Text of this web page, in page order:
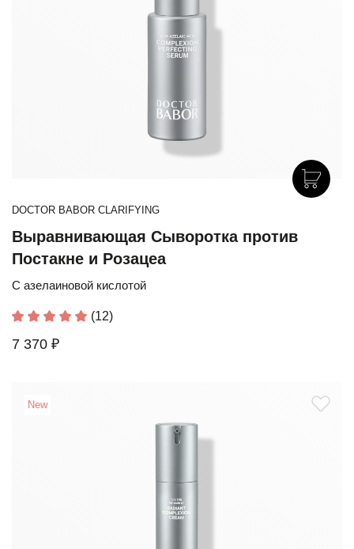
DOCTOR BABOR CLARIFYING
Выравнивающая Сыворотка против
Постакне и Розацеа
C азелаиновой кислотой
(12)
7 370 ₽
New